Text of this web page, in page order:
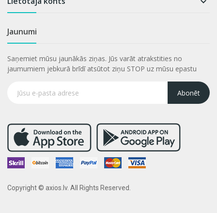
Jaunumi
Saņemiet mūsu jaunākās ziņas. Jūs varāt atrakstities no
jaumumiem jebkurā brīdī atsūtot ziņu STOP uz mūsu epastu
Abonēt
Copyright © axios.lv. All Rights Reserved.